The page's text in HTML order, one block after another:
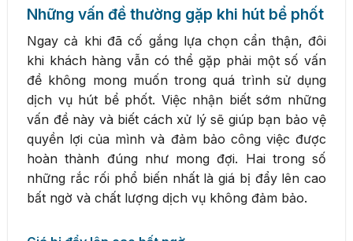
Những vấn đề thường gặp khi hút bể phốt
Ngay cả khi đã cố gắng lựa chọn cẩn thận, đôi
khi khách hàng vẫn có thể gặp phải một số vấn
đề không mong muốn trong quá trình sử dụng
dịch vụ hút bể phốt. Việc nhận biết sớm những
vấn đề này và biết cách xử lý sẽ giúp bạn bảo vệ
quyền lợi của mình và đảm bảo công việc được
hoàn thành đúng như mong đợi. Hai trong số
những rắc rối phổ biến nhất là giá bị đẩy lên cao
bất ngờ và chất lượng dịch vụ không đảm bảo.